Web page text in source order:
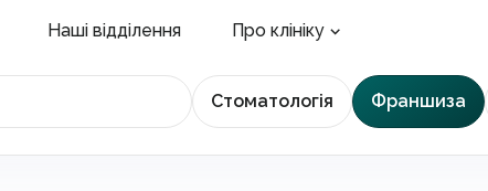
Наші відділення Про клініку
Стоматологія Франшиза